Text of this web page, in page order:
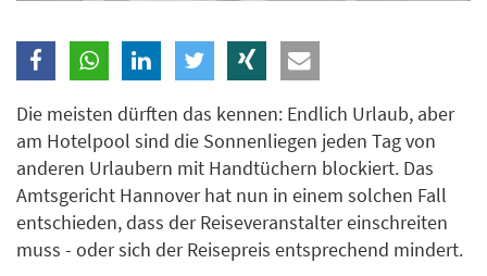
Die meisten dürften das kennen: Endlich Urlaub, aber
am Hotelpool sind die Sonnenliegen jeden Tag von
anderen Urlaubern mit Handtüchern blockiert. Das
Amtsgericht Hannover hat nun in einem solchen Fall
entschieden, dass der Reiseveranstalter einschreiten
muss - oder sich der Reisepreis entsprechend mindert.